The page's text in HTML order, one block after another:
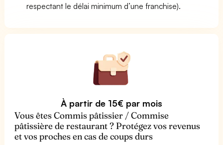
respectant le délai minimum d’une franchise).
À partir de 15€ par mois
Vous êtes Commis pâtissier / Commise
pâtissière de restaurant ? Protégez vos revenus
et vos proches en cas de coups durs